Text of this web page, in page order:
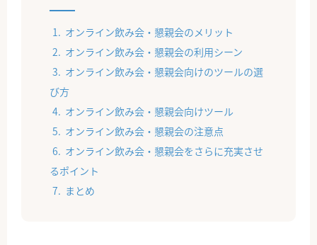
オンライン飲み会・懇親会のメリット
オンライン飲み会・懇親会の利用シーン
オンライン飲み会・懇親会向けのツールの選
び方
オンライン飲み会・懇親会向けツール
オンライン飲み会・懇親会の注意点
オンライン飲み会・懇親会をさらに充実させ
るポイント
まとめ